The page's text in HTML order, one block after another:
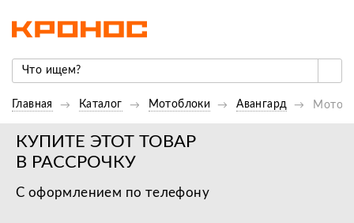
Главная Каталог Мотоблоки Авангард
КУПИТЕ ЭТОТ ТОВАР
В РАССРОЧКУ
С оформлением по телефону